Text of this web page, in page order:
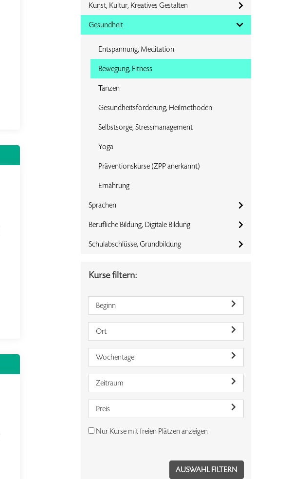
Kunst, Kultur, Kreatives Gestalten
Gesundheit
Entspannung, Meditation
Bewegung, Fitness
Tanzen
Gesundheitsförderung, Heilmethoden
Selbstsorge, Stressmanagement
Yoga
Präventionskurse (ZPP anerkannt)
Ernährung
Sprachen
Berufliche Bildung, Digitale Bildung
Schulabschlüsse, Grundbildung
Kurse filtern:
Beginn
Ort
Wochentage
Zeitraum
Preis
Nur Kurse mit freien Plätzen anzeigen